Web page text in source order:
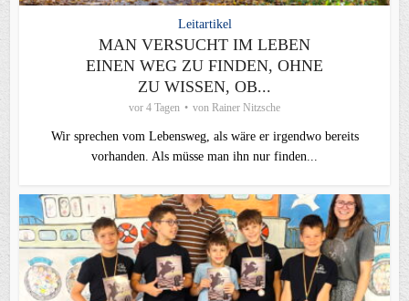
Leitartikel
MAN VERSUCHT IM LEBEN
EINEN WEG ZU FINDEN, OHNE
ZU WISSEN, OB...
vor 4 Tagen von Rainer Nitzsche
Wir sprechen vom Lebensweg, als wäre er irgendwo bereits
vorhanden. Als müsse man ihn nur finden...